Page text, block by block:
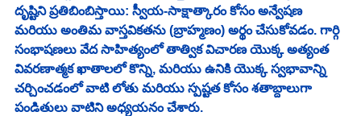
దృష్టిని ప్రతిబింబిస్తాయి: స్వీయ-సాక్షాత్కారం కోసం అన్వేషణ
మరియు అంతిమ వాస్తవికతను (బ్రాహ్మణం) అర్థం చేసుకోవడం. గార్గి
సంభాషణలు వేద సాహిత్యంలో తాత్విక విచారణ యొక్క అత్యంత
వివరణాత్మక ఖాతాలలో కొన్ని, మరియు ఉనికి యొక్క స్వభావాన్ని
చర్చించడంలో వాటి లోతు మరియు స్పష్టత కోసం శతాబ్దాలుగా
పండితులు వాటిని అధ్యయనం చేశారు.